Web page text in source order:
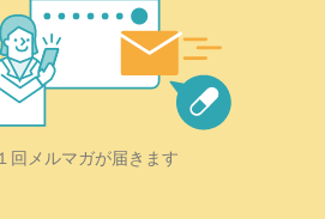
回メルマガが届きます